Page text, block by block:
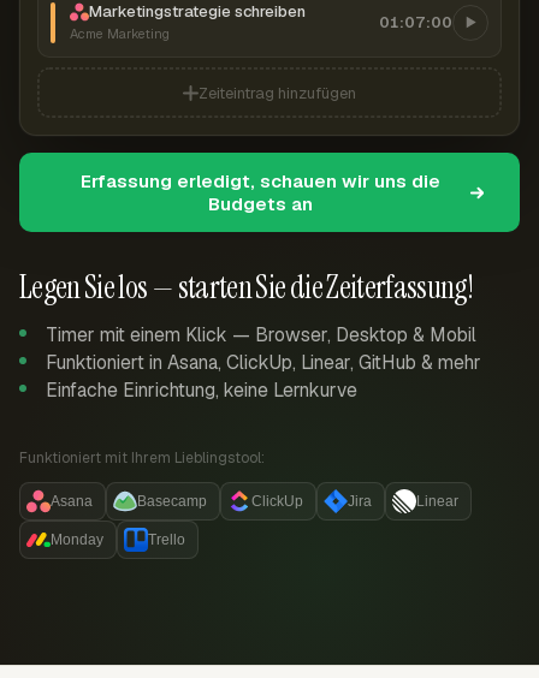
Legen Sie los — starten Sie die Zeiterfassung!
Timer mit einem Klick — Browser, Desktop & Mobil
Funktioniert in Asana, ClickUp, Linear, GitHub & mehr
Einfache Einrichtung, keine Lernkurve
Funktioniert mit Ihrem Lieblingstool:
Asana Basecamp ClickUp Jira Linear
Monday Trello
Marketingstrategie schreiben
Acme Marketing
01:07:00
Zeiteintrag hinzufügen
Erfassung erledigt, schauen wir uns die
Budgets an